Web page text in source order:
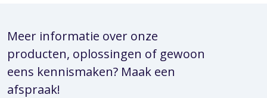
Meer informatie over onze
producten, oplossingen of gewoon
eens kennismaken? Maak een
afspraak!